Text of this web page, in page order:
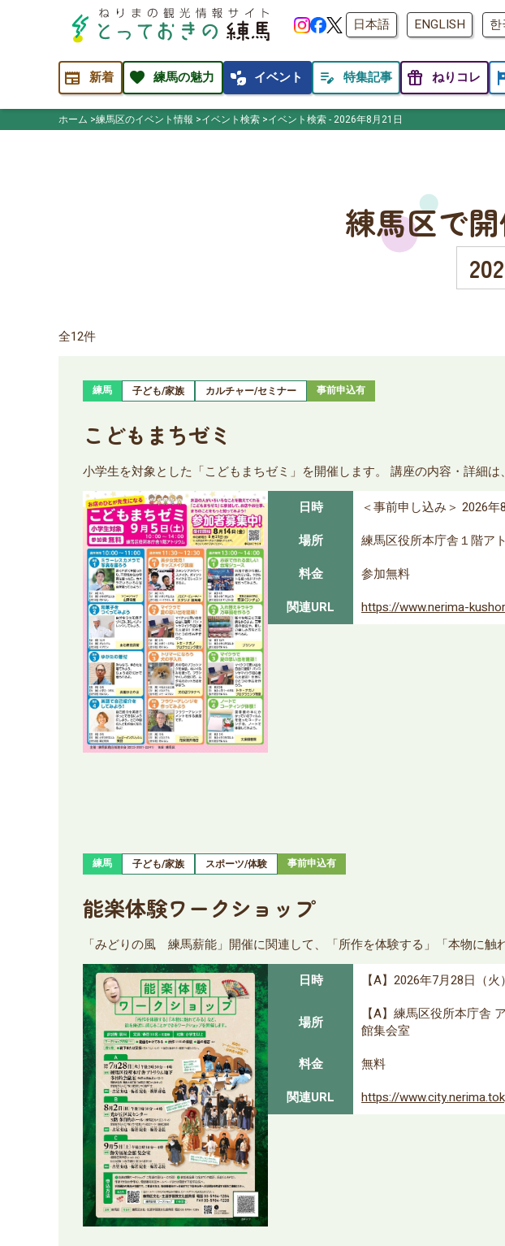
日本語 ENGLISH 한
newspaper 新着 favorite 練馬の魅力 temp_preferences_eco イベント edit_note 特集記事 featured_seasonal_and_gifts ねりコレ
ホーム 練馬区のイベント情報 イベント検索 イベント検索 - 2026年8月21日
練馬区で
全12件
練馬 子ども/家族 カルチャー/セミナー 事前申込有
こどもまちゼミ
小学生を対象とした「こどもまちゼミ」を開催します。 講座の内容・詳細は
日時
＜事前申し込み＞ 2026
場所
練馬区役所本庁舎１階ア
料金
参加無料
関連URL
https://www.nerima-
練馬 子ども/家族 スポーツ/体験 事前申込有
能楽体験ワークショップ
「みどりの風 練馬薪能」開催に関連して、「所作を体験する」「本物に
日時
【A】2026年7月28日（
場所
【A】練馬区役所本庁舎
館集会室
料金
無料
関連URL
https://